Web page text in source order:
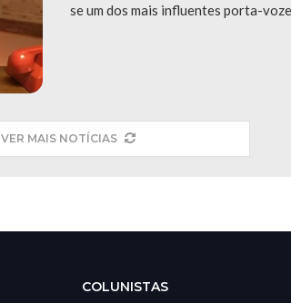
se um dos mais influentes porta-
VER MAIS NOTÍCIAS
COLUNISTAS